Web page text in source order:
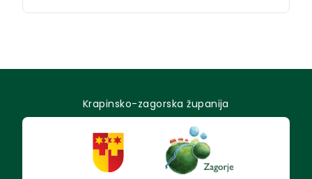
Krapinsko-zagorska županija